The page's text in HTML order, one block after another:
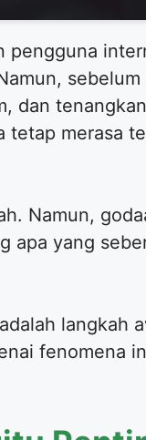
pengguna
sebelum
dan
tetap merasa
Namun,
apa yang
langkah
fenomena